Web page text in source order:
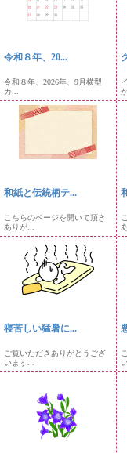
令和８年、20...
令和８年、2026年、9月横型
カ...
和紙と伝統柄テ...
こちらのページを開いて頂き
ありが...
寝苦しい猛暑に...
ご覧いただきありがとうござ
います...